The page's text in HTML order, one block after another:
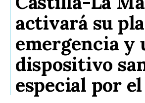
activará su
emergencia y
dispositivo
especial por